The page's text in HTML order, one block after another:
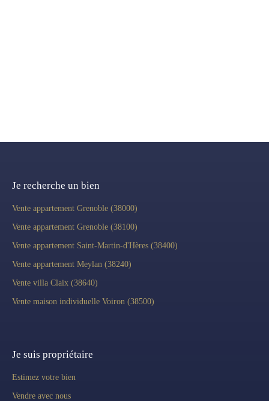
Je recherche un bien
Vente appartement Grenoble (38000)
Vente appartement Grenoble (38100)
Vente appartement Saint-Martin-d'Hères (38400)
Vente appartement Meylan (38240)
Vente villa Claix (38640)
Vente maison individuelle Voiron (38500)
Je suis propriétaire
Estimez votre bien
Vendre avec nous